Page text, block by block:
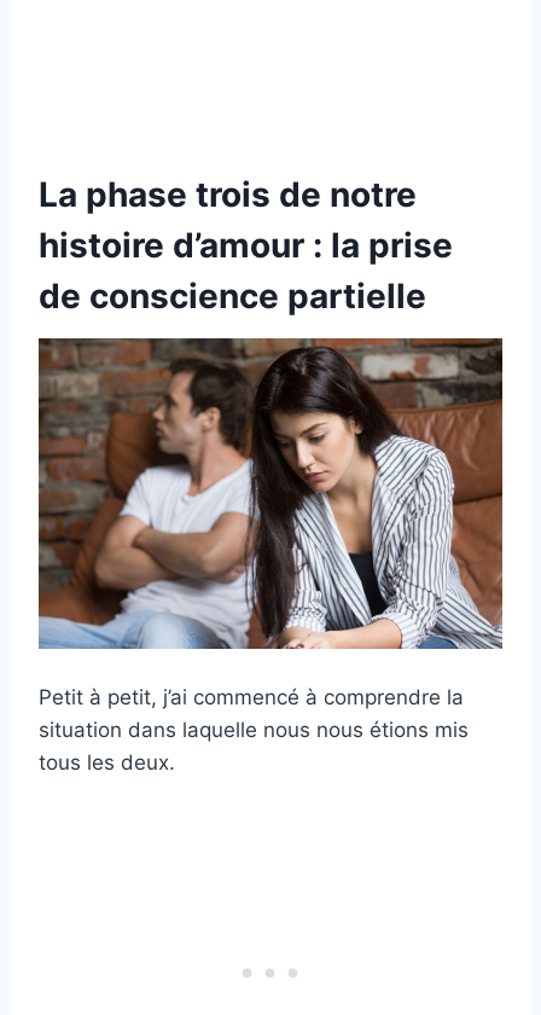
La phase trois de notre
histoire d’amour : la prise
de conscience partielle
Petit à petit, j’ai commencé à comprendre la
situation dans laquelle nous nous étions mis
tous les deux.